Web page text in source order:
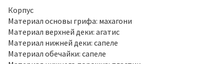
Корпус
Материал основы грифа: махагони
Материал верхней деки: агатис
Материал нижней деки: сапеле
Материал обечайки: сапеле